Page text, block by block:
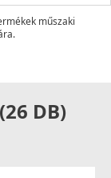
műszaki
DB)